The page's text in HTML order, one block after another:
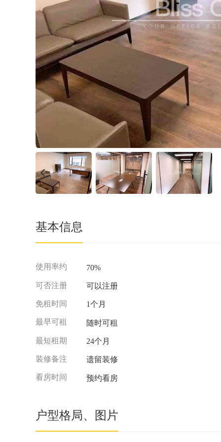
基本信息
使用率约 70%
可否注册 可以注册
免租时间 1个月
最早可租 随时可租
最短租期 24个月
装修备注 遗留装修
看房时间 预约看房
户型格局、图片